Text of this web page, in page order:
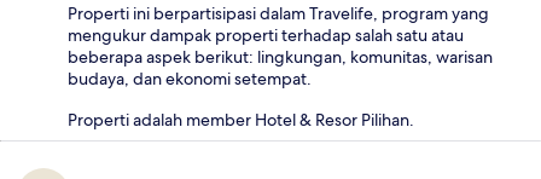
Properti ini berpartisipasi dalam Travelife, program yang
mengukur dampak properti terhadap salah satu atau
beberapa aspek berikut: lingkungan, komunitas, warisan
budaya, dan ekonomi setempat.
Properti adalah member Hotel & Resor Pilihan.